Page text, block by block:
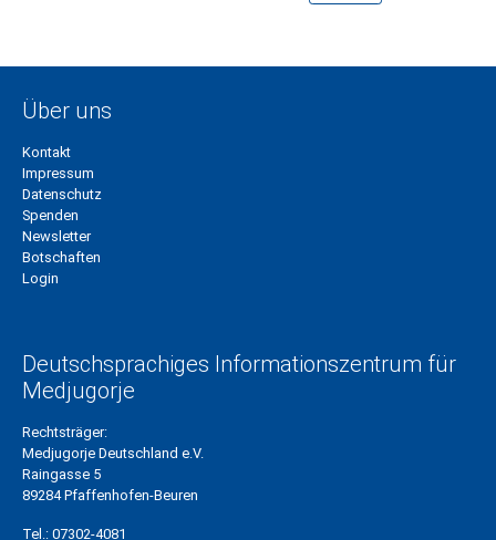
Über uns
Kontakt
Impressum
Datenschutz
Spenden
Newsletter
Botschaften
Login
Deutschsprachiges Informationszentrum für
Medjugorje
Rechtsträger:
Medjugorje Deutschland e.V.
Raingasse 5
89284 Pfaffenhofen-Beuren
Tel.: 07302-4081